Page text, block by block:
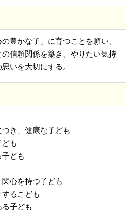
豊かな子」に育つことを願い、
信頼関係を築き、やりたい気持
いを大切にする。
き、健康な子ども
ども
子ども
関心を持つ子ども
するこども
る子ども